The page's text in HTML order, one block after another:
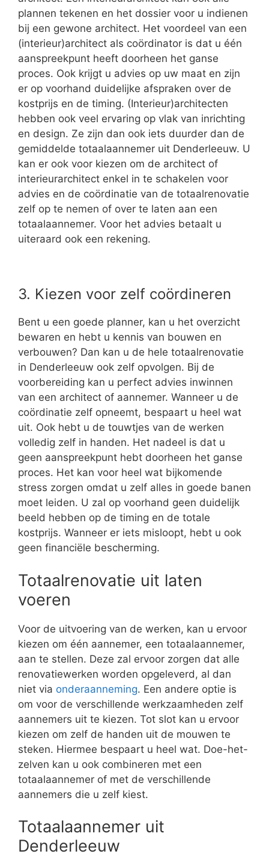
plannen tekenen en het dossier voor u indienen
bij een gewone architect. Het voordeel van een
(interieur)architect als coördinator is dat u één
aanspreekpunt heeft doorheen het ganse
proces. Ook krijgt u advies op uw maat en zijn
er op voorhand duidelijke afspraken over de
kostprijs en de timing. (Interieur)architecten
hebben ook veel ervaring op vlak van inrichting
en design. Ze zijn dan ook iets duurder dan de
gemiddelde totaalaannemer uit Denderleeuw. U
kan er ook voor kiezen om de architect of
interieurarchitect enkel in te schakelen voor
advies en de coördinatie van de totaalrenovatie
zelf op te nemen of over te laten aan een
totaalaannemer. Voor het advies betaalt u
uiteraard ook een rekening.
3. Kiezen voor zelf coördineren
Bent u een goede planner, kan u het overzicht
bewaren en hebt u kennis van bouwen en
verbouwen? Dan kan u de hele totaalrenovatie
in Denderleeuw ook zelf opvolgen. Bij de
voorbereiding kan u perfect advies inwinnen
van een architect of aannemer. Wanneer u de
coördinatie zelf opneemt, bespaart u heel wat
uit. Ook hebt u de touwtjes van de werken
volledig zelf in handen. Het nadeel is dat u
geen aanspreekpunt hebt doorheen het ganse
proces. Het kan voor heel wat bijkomende
stress zorgen omdat u zelf alles in goede banen
moet leiden. U zal op voorhand geen duidelijk
beeld hebben op de timing en de totale
kostprijs. Wanneer er iets misloopt, hebt u ook
geen financiële bescherming.
Totaalrenovatie uit laten
voeren
Voor de uitvoering van de werken, kan u ervoor
kiezen om één aannemer, een totaalaannemer,
aan te stellen. Deze zal ervoor zorgen dat alle
renovatiewerken worden opgeleverd, al dan
niet via onderaanneming. Een andere optie is
om voor de verschillende werkzaamheden zelf
aannemers uit te kiezen. Tot slot kan u ervoor
kiezen om zelf de handen uit de mouwen te
steken. Hiermee bespaart u heel wat. Doe-het-
zelven kan u ook combineren met een
totaalaannemer of met de verschillende
aannemers die u zelf kiest.
Totaalaannemer uit
Denderleeuw